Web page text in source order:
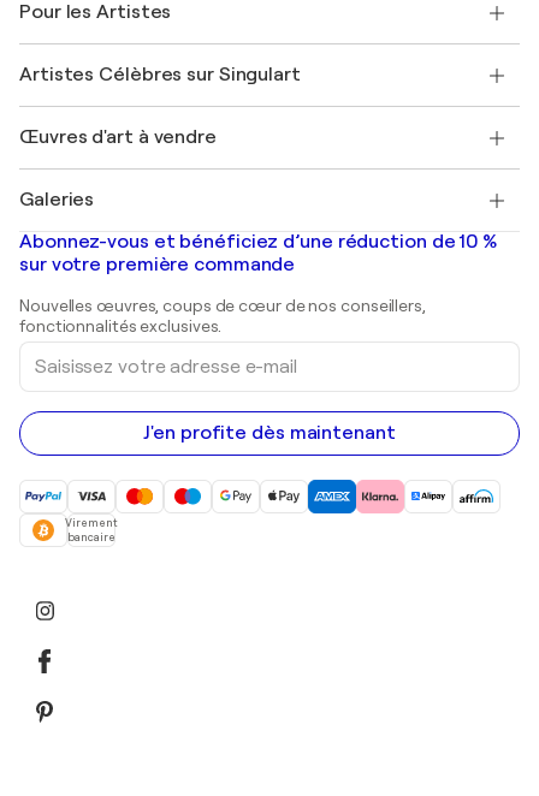
Offrir une carte cadeau
Rejoignez notre programme commercial
Mon compte
+33 1 76 44 06 42
FAQ
Magazine Singulart
Emplois
Découvrez une sélection d'art original
Pour les Artistes
Se connecter en tant qu'Artiste
Artistes Célèbres sur Singulart
Marc Chagall
Banksy
Mr. Brainwash
Shepard Fairey
Œuvres d'art à vendre
Tableaux abstraits à vendre
Peintures de paysage
Estampes
Peintures acryliques
Galeries
Galeries d'art en France
Galeries d'art en Belgique
Abonnez-vous et bénéficiez d’une réduction de 10 %
sur votre première commande
Nouvelles œuvres, coups de cœur de nos conseillers,
fonctionnalités exclusives.
Saisissez
votre
adresse
e-
mail
J'en profite dès maintenant
Virement
bancaire